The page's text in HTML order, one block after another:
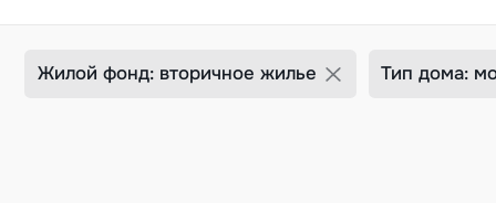
Жилой фонд: вторичное жилье Тип дома: